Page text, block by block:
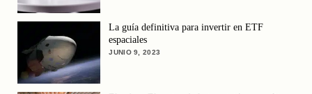
La guía definitiva para invertir en ETF
espaciales
JUNIO 9, 2023